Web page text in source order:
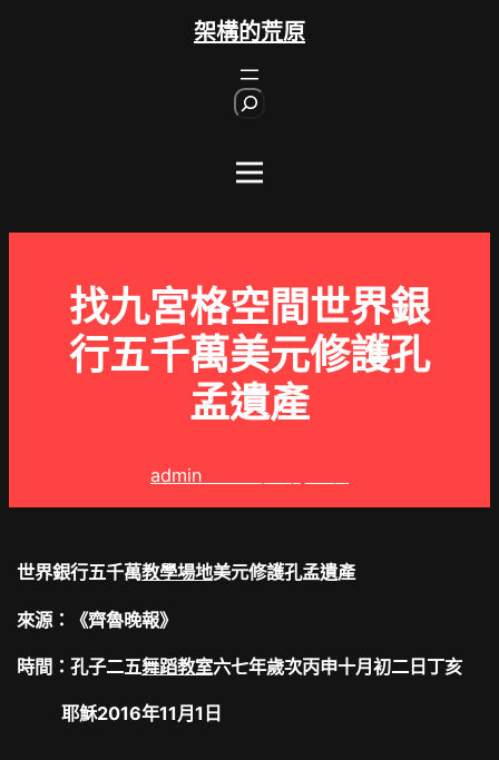
架構的荒原
找九宮格空間世界銀
行五千萬美元修護孔
孟遺產
admin
世界銀行五千萬教學場地美元修護孔孟遺產
來源：《齊魯晚報》
時間：孔子二五舞蹈教室六七年歲次丙申十月初二日丁亥
耶穌2016年11月1日